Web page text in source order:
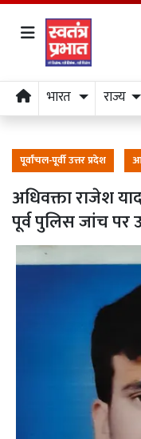
भारत राज्य
पूर्वांचल-पूर्वी उत्तर प्रदेश
अधिवक्ता राजेश
पूर्व पुलिस जांच पर